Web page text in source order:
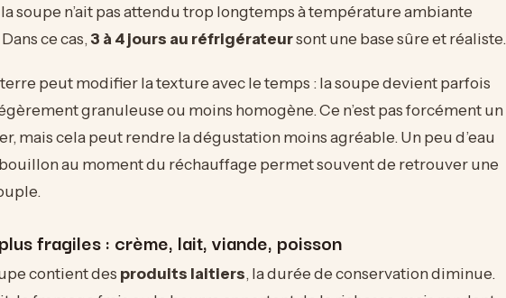
soupe n’ait pas attendu trop longtemps à température ambiante
ce cas, 3 à 4 jours au réfrigérateursont une base sûre et réaliste.
peut modifier la texture avec le temps : la soupe devient parfois
granuleuse ou moins homogène. Ce n’est pas forcément un
mais cela peut rendre la dégustation moins agréable. Un peu d’eau
au moment du réchauffage permet souvent de retrouver une
fragiles : crème, lait, viande, poisson
contient des produits laitiers, la durée de conservation diminue.